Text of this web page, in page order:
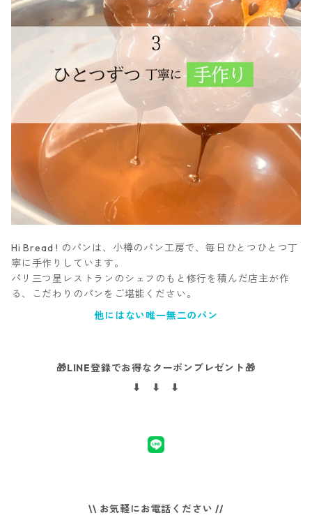
Hi Bread ! のパンは、小樽のパン工房で、毎日ひとつひとつ丁
寧に手作りしています。
パリ三つ星レストランのシェフのもと修行を積んだ店主が作
る、こだわりのパンをご堪能ください。
他にはない唯一無二のパン
🎁LINE登録でお得なクーポンプレゼント🎁
⬇︎ ⬇︎ ⬇︎
\\ お気軽にお電話ください //